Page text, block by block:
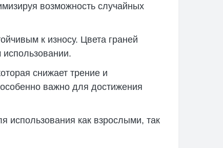
возможность случайных
к износу. Цвета граней
снижает трение и
важно для достижения
использования как взрослыми, так